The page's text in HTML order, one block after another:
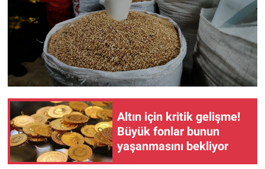
Altın için kritik gelişme!
Büyük fonlar bunun
yaşanmasını bekliyor